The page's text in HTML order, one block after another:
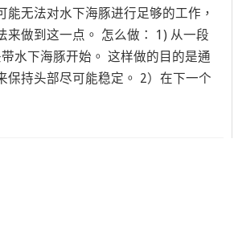
能无法对水下海豚进行足够的工作，
来做到这一点。 怎么做： 1) 从一段
水下海豚开始。 这样做的目的是通
保持头部尽可能稳定。 2）在下一个